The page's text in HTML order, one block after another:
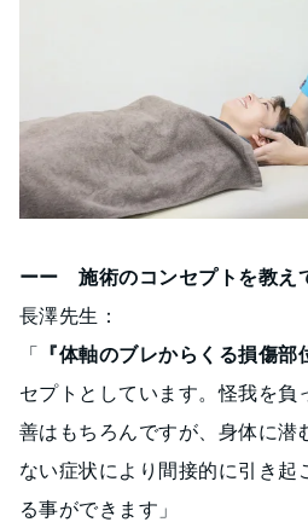
ーー 施術のコンセプトを教え
長澤先生：
「 『体軸のブレからくる損傷部
セプトとしています。怪我を負
善はもちろんですが、身体に潜
ない症状により間接的に引き起
る事ができます」